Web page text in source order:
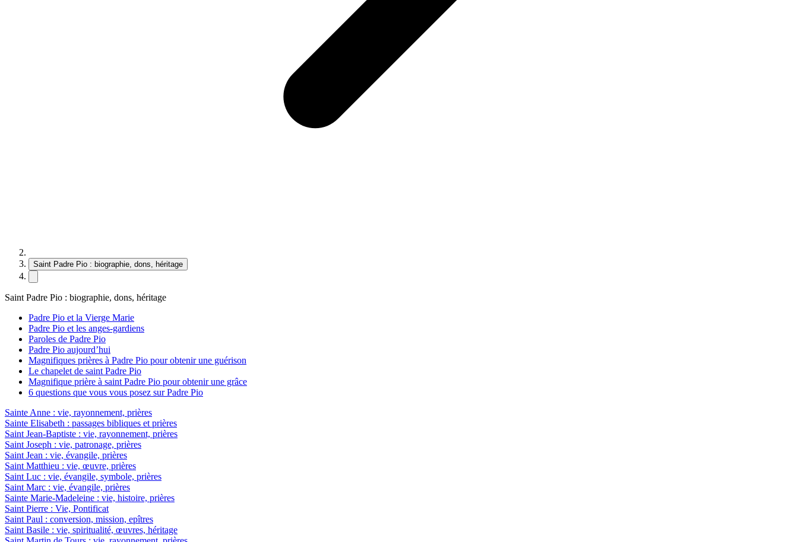
Saint Padre Pio : biographie, dons, héritage
Saint Padre Pio : biographie, dons, héritage
Padre Pio et la Vierge Marie
Padre Pio et les anges-gardiens
Paroles de Padre Pio
Padre Pio aujourd’hui
Magnifiques prières à Padre Pio pour obtenir une guérison
Le chapelet de saint Padre Pio
Magnifique prière à saint Padre Pio pour obtenir une grâce
6 questions que vous vous posez sur Padre Pio
Sainte Anne : vie, rayonnement, prières
Sainte Elisabeth : passages bibliques et prières
Saint Jean-Baptiste : vie, rayonnement, prières
Saint Joseph : vie, patronage, prières
Saint Jean : vie, évangile, prières
Saint Matthieu : vie, œuvre, prières
Saint Luc : vie, évangile, symbole, prières
Saint Marc : vie, évangile, prières
Sainte Marie-Madeleine : vie, histoire, prières
Saint Pierre : Vie, Pontificat
Saint Paul : conversion, mission, epîtres
Saint Basile : vie, spiritualité, œuvres, héritage